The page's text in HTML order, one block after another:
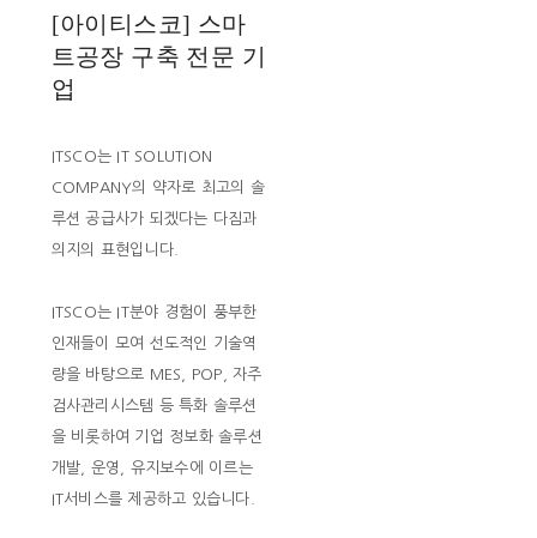
[아이티스코] 스마
트공장 구축 전문 기
업
ITSCO는 IT SOLUTION
COMPANY의 약자로 최고의 솔
루션 공급사가 되겠다는 다짐과
의지의 표현입니다.
ITSCO는 IT분야 경험이 풍부한
인재들이 모여 선도적인 기술역
량을 바탕으로 MES, POP, 자주
검사관리시스템 등 특화 솔루션
을 비롯하여 기업 정보화 솔루션
개발, 운영, 유지보수에 이르는
IT서비스를 제공하고 있습니다.